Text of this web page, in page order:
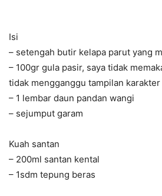
Isi
– setengah butir kelapa parut yang
– 100gr gula pasir, saya tidak
tidak mengganggu tampilan
– 1 lembar daun pandan wangi
– sejumput garam
Kuah santan
– 200ml santan kental
– 1sdm tepung beras